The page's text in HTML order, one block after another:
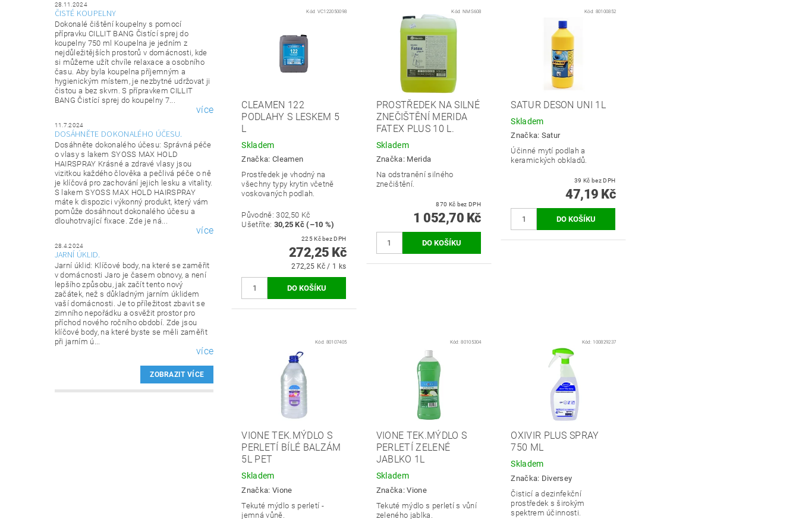
28.11.2024
ČISTÉ KOUPELNY
Dokonalé čištění koupelny s pomocí
přípravku CILLIT BANG Čistící sprej do
koupelny 750 ml Koupelna je jedním z
nejdůležitějších prostorů v domácnosti, kde
si můžeme užít chvíle relaxace a osobního
času. Aby byla koupelna příjemným a
hygienickým místem, je nezbytné udržovat ji
čistou a bez skvrn. S přípravkem CILLIT
BANG Čistící sprej do koupelny 7...
více
11.7.2024
DOSÁHNĚTE DOKONALÉHO ÚČESU.
Dosáhněte dokonalého účesu: Správná péče
o vlasy s lakem SYOSS MAX HOLD
HAIRSPRAY Krásné a zdravé vlasy jsou
vizitkou každého člověka a pečlivá péče o ně
je klíčová pro zachování jejich lesku a vitality.
S lakem SYOSS MAX HOLD HAIRSPRAY
máte k dispozici výkonný produkt, který vám
pomůže dosáhnout dokonalého účesu a
dlouhotrvající fixace. Zde je ná...
více
28.4.2024
JARNÍ ÚKLID.
Jarní úklid: Klíčové body, na které se zaměřit
v domácnosti Jaro je časem obnovy, a není
lepšího způsobu, jak začít tento nový
začátek, než s důkladným jarním úklidem
vaší domácnosti. Je to příležitost zbavit se
zimního nepořádku a osvěžit prostor pro
příchod nového ročního období. Zde jsou
klíčové body, na které byste se měli zaměřit
při jarním ú...
více
ZOBRAZIT VÍCE
Kód: VC122050098
CLEAMEN 122
PODLAHY S LESKEM 5
L
Skladem
Značka: Cleamen
Prostředek je vhodný na
všechny typy krytin včetně
voskovaných podlah.
Původně:302,50 Kč
Ušetříte: 30,25 Kč (–10 %)
225 Kč bez DPH
272,25 Kč
272,25 Kč / 1 ks
Kód: NMS608
PROSTŘEDEK NA SILNÉ
ZNEČIŠTĚNÍ MERIDA
FATEX PLUS 10 L.
Skladem
Značka: Merida
Na odstranění silného
znečištění.
870 Kč bez DPH
1 052,70 Kč
Kód: 80100852
SATUR DESON UNI 1L
Skladem
Značka: Satur
Účinné mytí podlah a
keramických obkladů.
39 Kč bez DPH
47,19 Kč
Kód: 80107405
VIONE TEK.MÝDLO S
PERLETÍ BÍLÉ BALZÁM
5L PET
Skladem
Značka: Vione
Tekuté mýdlo s perletí -
jemná vůně.
Kód:80105304
VIONE TEK.MÝDLO S
PERLETÍ ZELENÉ
JABLKO 1L
Skladem
Značka:Vione
Tekuté mýdlo s perletí s vůní
zeleného jablka.
Kód: 100829237
OXIVIR PLUS SPRAY
750 ML
Skladem
Značka: Diversey
Čisticí a dezinfekční
prostředek s širokým
spektrem účinnosti.